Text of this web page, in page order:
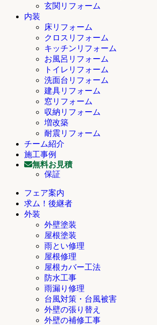
玄関リフォーム
内装
床リフォーム
クロスリフォーム
キッチンリフォーム
お風呂リフォーム
トイレリフォーム
洗面台リフォーム
建具リフォーム
窓リフォーム
収納リフォーム
増改築
耐震リフォーム
チーム紹介
施工事例
無料お見積
保証
フェア案内
求ム！後継者
外装
外壁塗装
屋根塗装
雨とい修理
屋根修理
屋根カバー工法
防水工事
雨漏り修理
台風対策・台風被害
外壁の張り替え
外壁の補修工事